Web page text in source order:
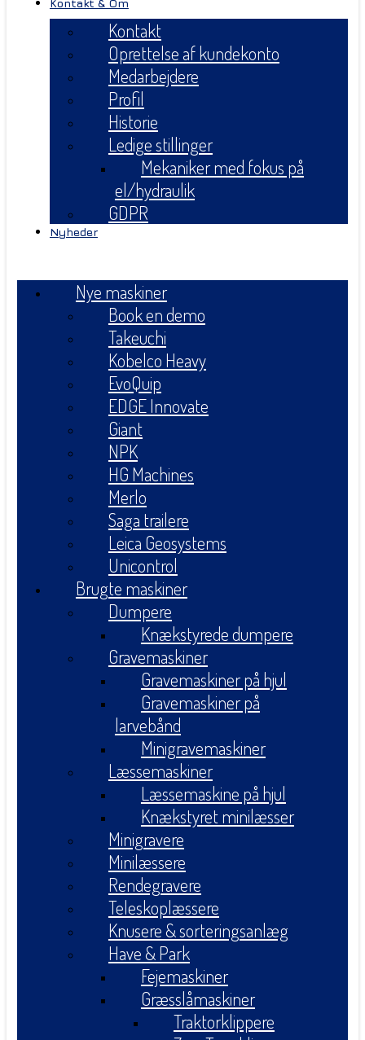
Kontakt & Om
Kontakt
Oprettelse af kundekonto
Medarbejdere
Profil
Historie
Ledige stillinger
Mekaniker med fokus på
el/hydraulik
GDPR
Nyheder
Nye maskiner
Book en demo
Takeuchi
Kobelco Heavy
EvoQuip
EDGE Innovate
Giant
NPK
HG Machines
Merlo
Saga trailere
Leica Geosystems
Unicontrol
Brugte maskiner
Dumpere
Knækstyrede dumpere
Gravemaskiner
Gravemaskiner på hjul
Gravemaskiner på
larvebånd
Minigravemaskiner
Læssemaskiner
Læssemaskine på hjul
Knækstyret minilæsser
Minigravere
Minilæssere
Rendegravere
Teleskoplæssere
Knusere & sorteringsanlæg
Have & Park
Fejemaskiner
Græsslåmaskiner
Traktorklippere